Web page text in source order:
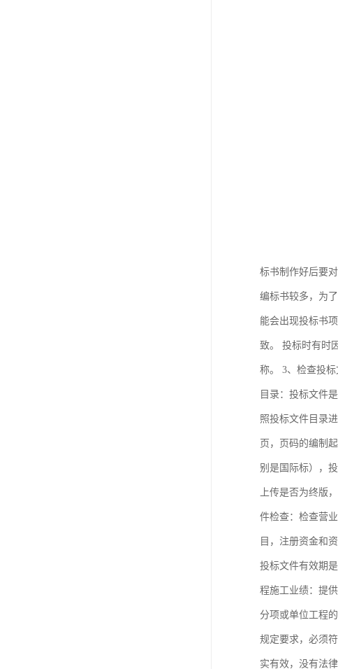
标书制作好后要
编标书较多，为
能会出现投标书
致。 投标时有时
称。 3、检查投
目录：投标文件
照投标文件目录
页，页码的编制
别是国际标），
上传是否为终版
件检查：检查营
目，注册资金和
投标文件有效期
程施工业绩：提
分项或单位工程
规定要求，必须
实有效，没有法